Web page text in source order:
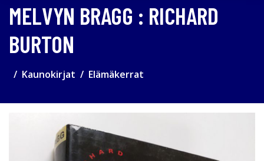
MELVYN BRAGG : RICHARD
BURTON
Kaunokirjat Elämäkerrat